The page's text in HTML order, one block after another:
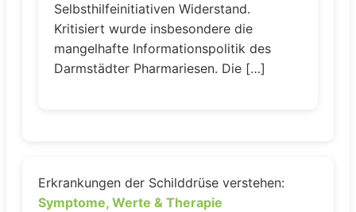
Selbsthilfeinitiativen Widerstand.
Kritisiert wurde insbesondere die
mangelhafte Informationspolitik des
Darmstädter Pharmariesen. Die […]
Erkrankungen der Schilddrüse verstehen:
Symptome, Werte & Therapie